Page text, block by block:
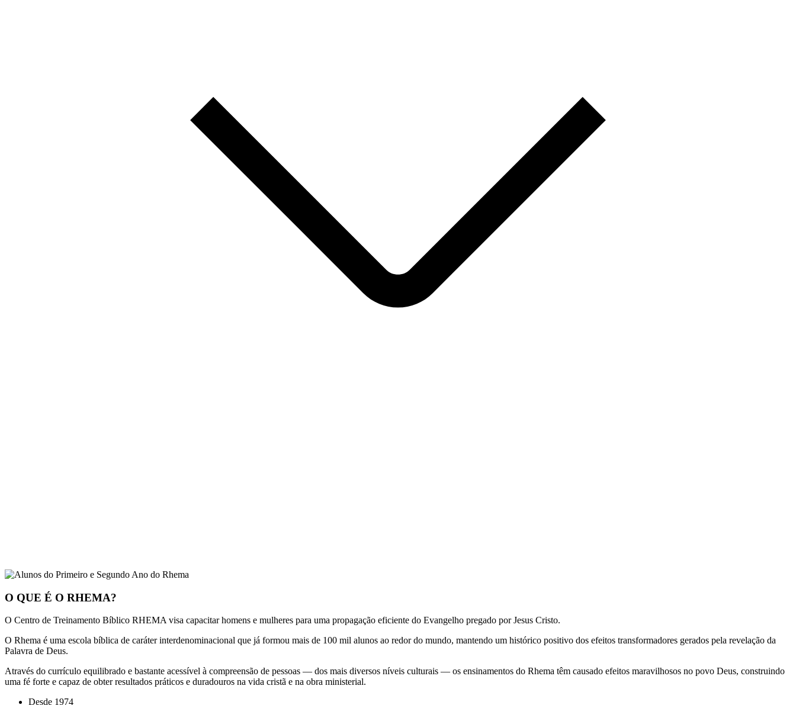
O QUE É O RHEMA?
O Centro de Treinamento Bíblico RHEMA visa capacitar homens e mulheres para uma propagação eficiente do Evangelho pregado por Jesus Cristo.
O Rhema é uma escola bíblica de caráter interdenominacional que já formou mais de 100 mil alunos ao redor do mundo, mantendo um histórico positivo dos efeitos transformadores gerados pela revelação da
Palavra de Deus.
Através do currículo equilibrado e bastante acessível à compreensão de pessoas — dos mais diversos níveis culturais — os ensinamentos do Rhema têm causado efeitos maravilhosos no povo Deus, construindo
uma fé forte e capaz de obter resultados práticos e duradouros na vida cristã e na obra ministerial.
Desde 1974